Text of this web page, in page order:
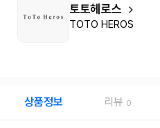
토토헤로스
TOTO HEROS
상품정보 리뷰 0